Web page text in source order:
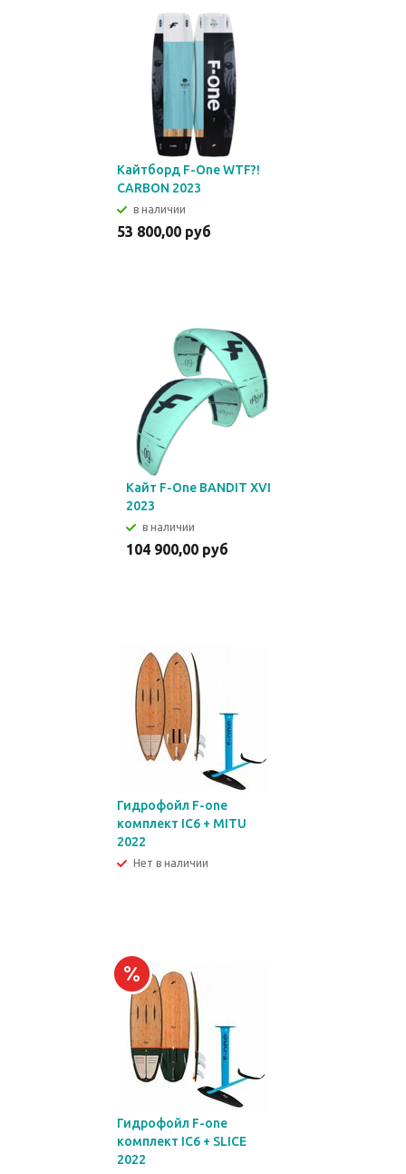
Кайтборд F-One WTF?!
CARBON 2023
в наличии
53 800,00 руб
Кайт F-One BANDIT XVI
2023
в наличии
104 900,00 руб
Гидрофойл F-one
комплект IC6 + MITU
2022
Нет в наличии
Гидрофойл F-one
комплект IC6 + SLICE
2022